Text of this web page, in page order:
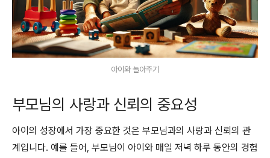
아이와 놀아주기
부모님의 사랑과 신뢰의 중요성
아이의 성장에서 가장 중요한 것은 부모님과의 사랑과 신뢰의 관
계입니다. 예를 들어, 부모님이 아이와 매일 저녁 하루 동안의 경험